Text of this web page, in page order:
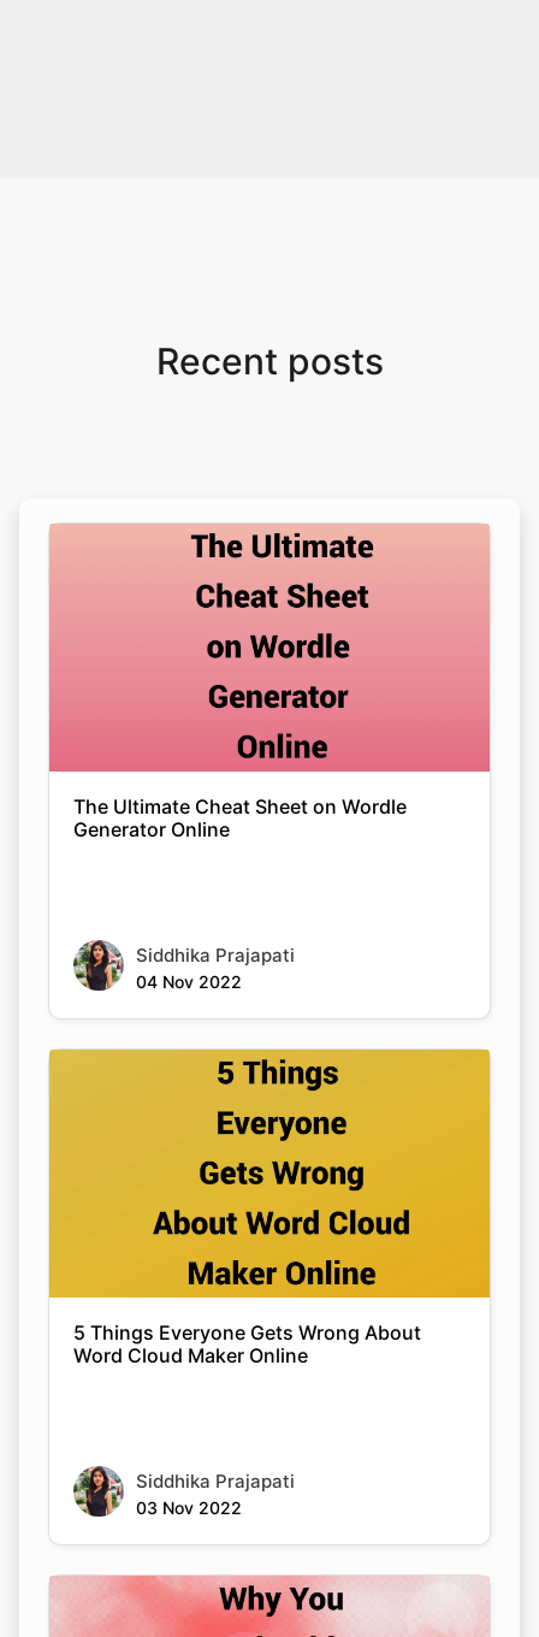
Recent posts
The Ultimate Cheat Sheet on Wordle
Generator Online
Siddhika Prajapati
04 Nov 2022
5 Things Everyone Gets Wrong About
Word Cloud Maker Online
Siddhika Prajapati
03 Nov 2022